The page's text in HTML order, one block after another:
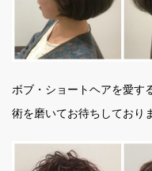
ボブ・ショートヘアを愛す
術を磨いてお待ちしており